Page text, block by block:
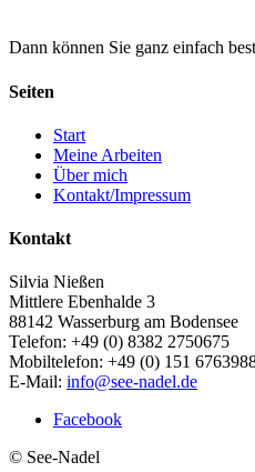
Dann können Sie ganz einfach
Seiten
Start
Meine Arbeiten
Über mich
Kontakt/Impressum
Kontakt
Silvia Nießen
Mittlere Ebenhalde 3
88142 Wasserburg am Bodensee
Telefon: +49 (0) 8382 2750675
Mobiltelefon: +49 (0) 151
E-Mail: info@see-nadel.de
Facebook
© See-Nadel